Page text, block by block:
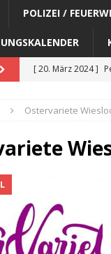
POLIZEI /
[ 20. März 2024 ]
[ 17. März 2024 ]
[ 17. März 2024 ]
[ 29. Februar 2024 ]
[ 6. Februar 2024 ]
Ostervariete